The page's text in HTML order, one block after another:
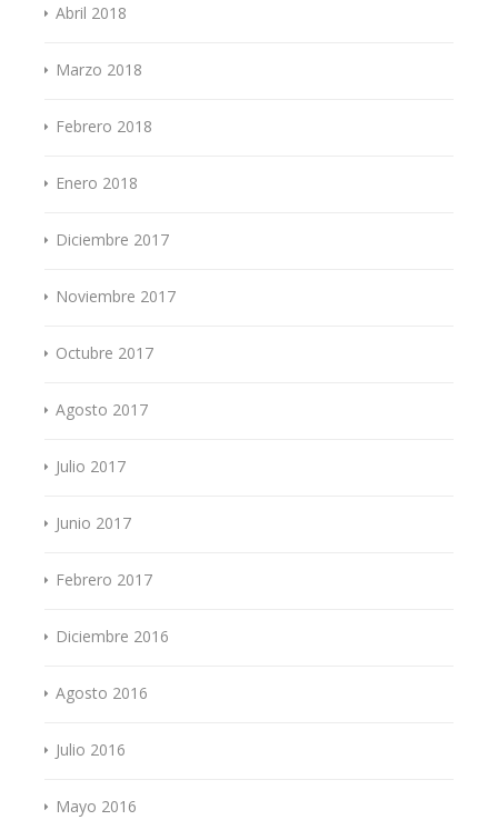
Abril 2018
Marzo 2018
Febrero 2018
Enero 2018
Diciembre 2017
Noviembre 2017
Octubre 2017
Agosto 2017
Julio 2017
Junio 2017
Febrero 2017
Diciembre 2016
Agosto 2016
Julio 2016
Mayo 2016